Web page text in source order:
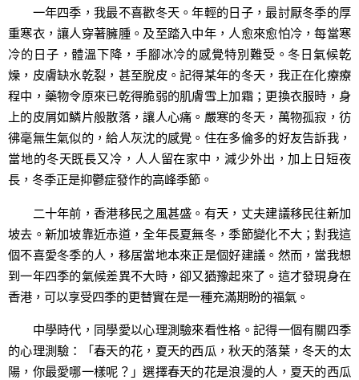
一年四季，我最不喜歡冬天。年輕的日子，最討厭冬季的厚
重寒衣，讓人穿著臃腫。及至踏入中年，人愈來愈怕冷，每當寒
冷的日子，體溫下降，手腳冰冷的感覺特別難受。冬日氣候乾
燥，皮膚缺水乾裂，甚至脫皮。記得某年的冬天，我正在化療療
程中，藥物令原來已乾得脆弱的肌膚雪上加霜；更換衣服時，身
上的皮屑如鱗片般散落，讓人心痛。嚴寒的冬天，萬物孤寂，彷
彿毫無生氣似的，給人灰沈的感覺。住在多倫多的好友告訴我，
當地的冬天既長又冷，人人留在家中，減少外出，加上日短夜
長，冬季正是抑鬱症發作的高峰季節。
二十年前，香港移民之風甚盛。有天，丈夫建議移民往新加
坡去。新加坡靠近赤道，全年長夏無冬，季節變化不大；對我這
個不喜愛冬季的人，移居當地本來正是個好建議。然而，當我想
到一年四季的氣候差異不大時，卻又猶豫起來了。這才發現身在
香港，可以享受四季的更替實在是一種充滿期盼的福氣。
中學時代，同學愛以心理測驗來看性格。記得一個有關四季
的心理測驗：「春天的花，夏天的西瓜，秋天的落葉，冬天的太
陽，你最愛哪一樣呢？」選擇春天的花是浪漫的人，夏天的西瓜